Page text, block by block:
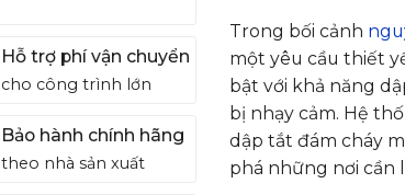
Hỗ trợ phí vận chuyển
cho công trình lớn
Bảo hành chính hãng
theo nhà sản xuất
Trong bối cảnh
một yêu cầu thiết
bật với khả năng
bị nhạy cảm. Hệ
dập tắt đám cháy
phá những nơi cần